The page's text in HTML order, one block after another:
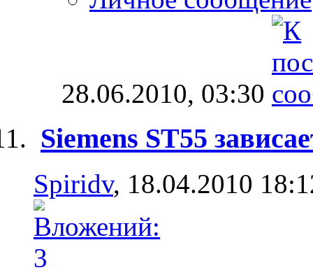
28.06.2010, 03:30
Siemens ST55
Spiridv, 18.04.2010